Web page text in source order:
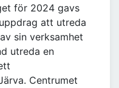
för 2024 gavs
att utreda
sin verksamhet
utreda en
Centrumet